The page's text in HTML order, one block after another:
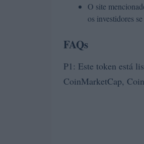
O site
os investidores
FAQs
P1: Este token está
CoinMarketCap,